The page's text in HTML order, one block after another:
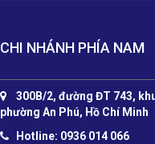
CHI NHÁNH PHÍA NAM
300B/2, đường ĐT 743,
phường An Phú, Hồ Chí Minh
Hotline: 0936 014 066